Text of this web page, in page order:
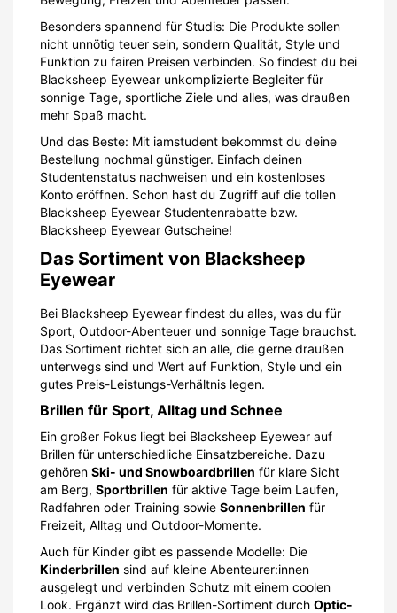
Besonders spannend für Studis: Die Produkte sollen
nicht unnötig teuer sein, sondern Qualität, Style und
Funktion zu fairen Preisen verbinden. So findest du bei
Blacksheep Eyewear unkomplizierte Begleiter für
sonnige Tage, sportliche Ziele und alles, was draußen
mehr Spaß macht.
Und das Beste: Mit iamstudent bekommst du deine
Bestellung nochmal günstiger. Einfach deinen
Studentenstatus nachweisen und ein kostenloses
Konto eröffnen. Schon hast du Zugriff auf die tollen
Blacksheep Eyewear Studentenrabatte bzw.
Blacksheep Eyewear Gutscheine!
Das Sortiment von Blacksheep
Eyewear
Bei Blacksheep Eyewear findest du alles, was du für
Sport, Outdoor-Abenteuer und sonnige Tage brauchst.
Das Sortiment richtet sich an alle, die gerne draußen
unterwegs sind und Wert auf Funktion, Style und ein
gutes Preis-Leistungs-Verhältnis legen.
Brillen für Sport, Alltag und Schnee
Ein großer Fokus liegt bei Blacksheep Eyewear auf
Brillen für unterschiedliche Einsatzbereiche. Dazu
gehören Ski- und Snowboardbrillen für klare Sicht
am Berg, Sportbrillen für aktive Tage beim Laufen,
Radfahren oder Training sowie Sonnenbrillen für
Freizeit, Alltag und Outdoor-Momente.
Auch für Kinder gibt es passende Modelle: Die
Kinderbrillen sind auf kleine Abenteurer:innen
ausgelegt und verbinden Schutz mit einem coolen
Look. Ergänzt wird das Brillen-Sortiment durch Optic-